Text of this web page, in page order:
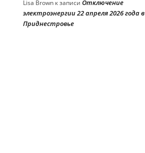
Lisa Brown к записи Отключение
электроэнергии 22 апреля 2026 года в
Приднестровье